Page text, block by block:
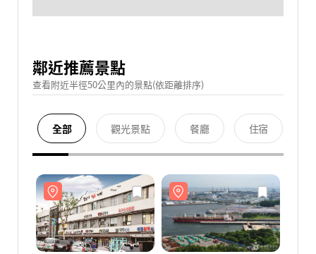
鄰近推薦景點
查看附近半徑50公里內的景點(依距離排序)
全部 觀光景點 餐廳 住宿